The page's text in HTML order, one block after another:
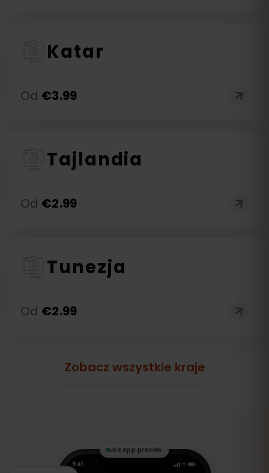
Katar
Od €3.99
Tajlandia
Od €2.99
Tunezja
Od €2.99
Zobacz wszystkie kraje